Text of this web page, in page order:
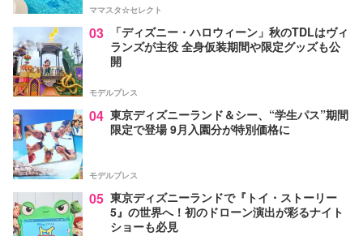
ママスタ☆セレクト
03
「ディズニー・ハロウィーン」秋のTDLはヴィ
ランズが主役 全身仮装期間や限定グッズも公
開
モデルプレス
04 東京ディズニーランド＆シー、“学生パス”期間
限定で登場 9月入園分が特別価格に
モデルプレス
05 東京ディズニーランドで『トイ・ストーリー
5』の世界へ！初のドローン演出が彩るナイト
ショーも必見